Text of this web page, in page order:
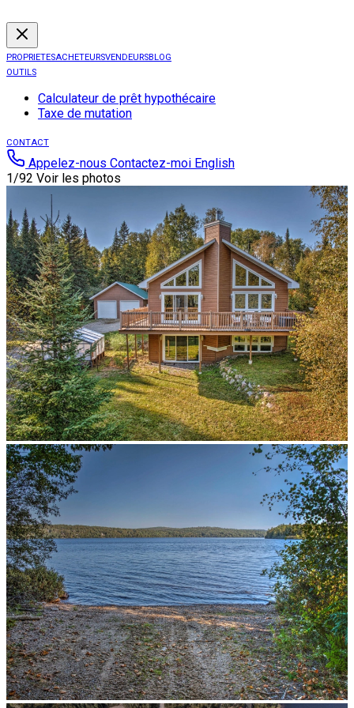
PROPRIETESACHETEURSVENDEURSBLOG
OUTILS
Calculateur de prêt hypothécaire
Taxe de mutation
CONTACT
Appelez-nous Contactez-moi English
1/92 Voir les photos